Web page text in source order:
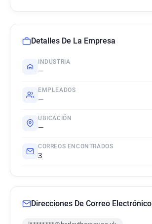
Detalles De La Empresa
INDUSTRIA
—
EMPLEADOS
—
UBICACIÓN
—
CORREOS ENCONTRADOS
3
Direcciones De Correo Electrónico